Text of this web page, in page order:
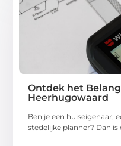
Ontdek het
Heerhugowaard
Ben je een huiseigenaar,
stedelijke planner? Dan